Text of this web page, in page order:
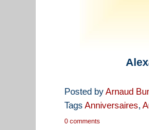
Posted byArnaud
Tags Anniversaires,
0 comments